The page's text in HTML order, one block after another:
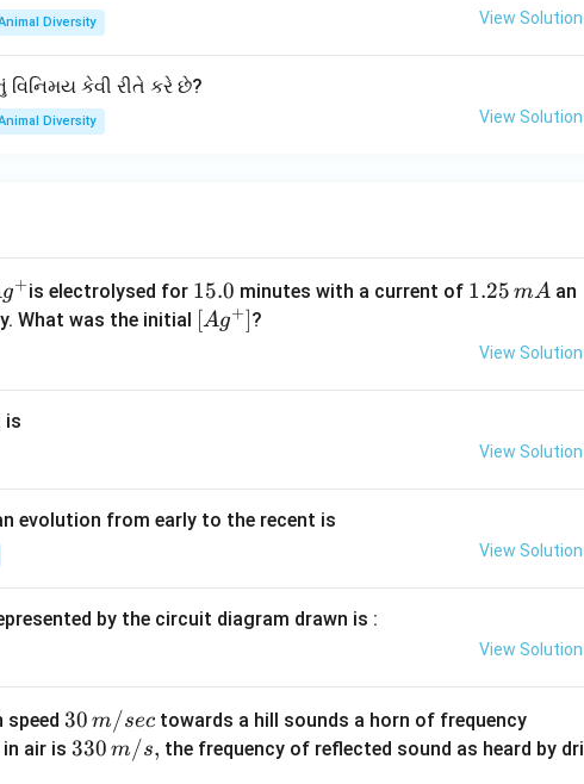
Diversity View Solution
કેવી રીતે કરે છે?
Diversity View Solution
g+is electrolysed for 1
5.
15.0 minutes with a current of 1.
5
1.25 mA an
What was the initial \lef
[Ag+]?
View Solution
is
View Solution
evolution from early to the recent is
View Solution
by the circuit diagram drawn is :
View Solution
30
\,
30 m/sec towards a hill sounds a horn of frequency
0
in air is33
330 m/s, the frequency of reflected sound as heard by dri